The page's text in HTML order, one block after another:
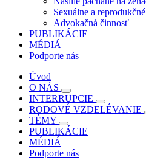
Sexuálne a
Advokačná činnosť
PUBLIKÁCIE
MÉDIÁ
Podporte nás
Úvod
O NÁS
INTERRUPCIE
RODOVÉ VZDELÉVANIE
TÉMY
PUBLIKÁCIE
MÉDIÁ
Podporte nás